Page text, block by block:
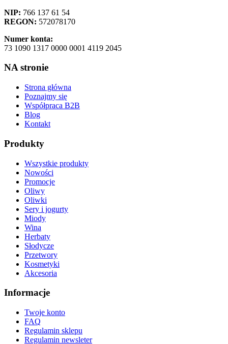
NIP: 766 137 61 54
REGON: 572078170
Numer konta:
73 1090 1317 0000 0001 4119 2045
NA stronie
Strona główna
Poznajmy się
Współpraca B2B
Blog
Kontakt
Produkty
Wszystkie produkty
Nowości
Promocje
Oliwy
Oliwki
Sery i jogurty
Miody
Wina
Herbaty
Słodycze
Przetwory
Kosmetyki
Akcesoria
Informacje
Twoje konto
FAQ
Regulamin sklepu
Regulamin newsleter